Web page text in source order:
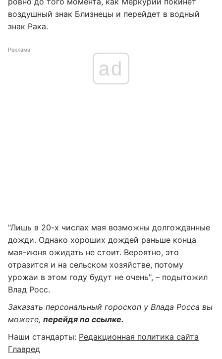
воздушный знак Близнецы и перейдет в водный
знак Рака.
Реклама
ad
"Лишь в 20-х числах мая возможны долгожданные
дожди. Однако хороших дождей раньше конца
мая-июня ожидать не стоит. Вероятно, это
отразится и на сельском хозяйстве, потому
урожаи в этом году будут не очень", – подытожил
Влад Росс.
Заказать персональный гороскоп у Влада Росса вы
можете, перейдя по ссылке.
Наши стандарты: Редакционная политика сайта
Главред